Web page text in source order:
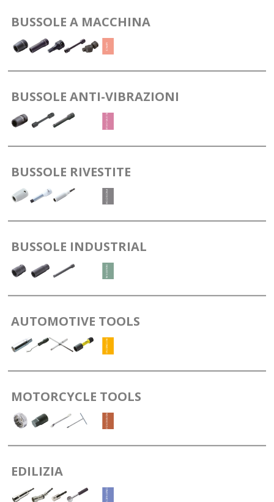
BUSSOLE A MACCHINA
BUSSOLE ANTI-VIBRAZIONI
BUSSOLE RIVESTITE
BUSSOLE INDUSTRIAL
AUTOMOTIVE TOOLS
MOTORCYCLE TOOLS
EDILIZIA